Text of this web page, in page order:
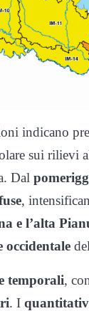
indicano
sui rilievi
Dal
,
e l’alta
occidentale
temporali,
. I